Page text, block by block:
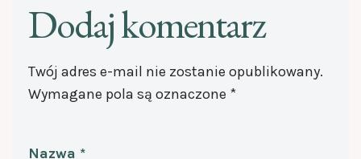
Dodaj komentarz
Twój adres e-mail nie zostanie opublikowany.
Wymagane pola są oznaczone *
Nazwa *